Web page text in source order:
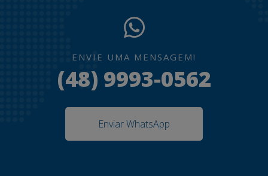
ENVIE UMA MENSAGEM!
(48) 9993-0562
Enviar WhatsApp